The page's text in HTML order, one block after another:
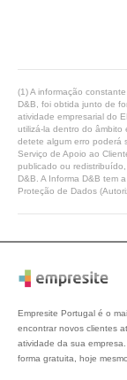
(1) A informação
D&B, foi obtida junto de
atividade empresarial do
utilizá-la dentro do âmbito
detete algum erro poderá
Serviço de Apoio ao
publicado ou
D&B. A Informa D&B tem
Proteção de Dados
Empresite Portugal é o
encontrar novos clientes
atividade da sua
forma gratuita, hoje